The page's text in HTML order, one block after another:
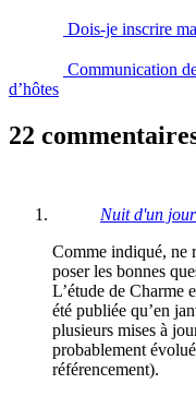
Dois-je inscrire
Communication
d’hôtes
22
Nuit d'un jour
Comme indiqué, ne
poser les bonnes
L’étude de Charme
été publiée qu’en
plusieurs mises à
probablement
référencement).